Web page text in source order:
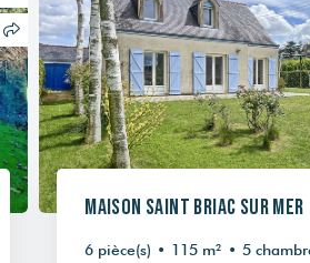
Maison Saint Briac Sur Mer
6 pièce(s) • 115 m² • 5